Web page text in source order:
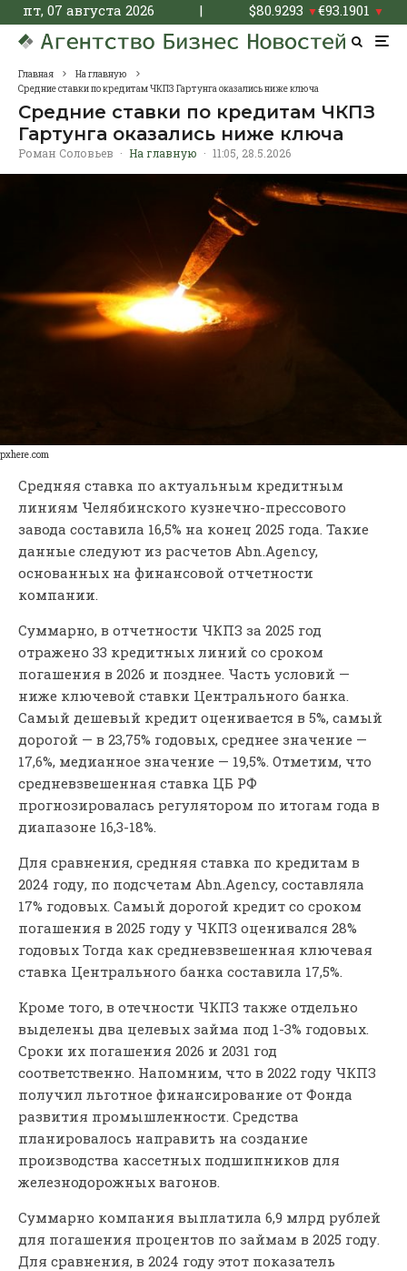
пт, 07 августа 2026 | $80.9293 ▼€93.1901 ▼
Главная
На главную
Средние ставки по кредитам ЧКПЗ Гартунга оказались ниже ключа
Средние ставки по кредитам ЧКПЗ
Гартунга оказались ниже ключа
Роман Соловьев · На главную · 11:05, 28.5.2026
pxhere.com
Средняя ставка по актуальным кредитным
линиям Челябинского кузнечно-прессового
завода составила 16,5% на конец 2025 года. Такие
данные следуют из расчетов Abn.Agency,
основанных на финансовой отчетности
компании.
Суммарно, в отчетности ЧКПЗ за 2025 год
отражено 33 кредитных линий со сроком
погашения в 2026 и позднее. Часть условий —
ниже ключевой ставки Центрального банка.
Самый дешевый кредит оценивается в 5%, самый
дорогой — в 23,75% годовых, среднее значение —
17,6%, медианное значение — 19,5%. Отметим, что
средневзвешенная ставка ЦБ РФ
прогнозировалась регулятором по итогам года в
диапазоне 16,3-18%.
Для сравнения, средняя ставка по кредитам в
2024 году, по подсчетам Abn.Agency, составляла
17% годовых. Самый дорогой кредит со сроком
погашения в 2025 году у ЧКПЗ оценивался 28%
годовых Тогда как средневзвешенная ключевая
ставка Центрального банка составила 17,5%.
Кроме того, в отечности ЧКПЗ также отдельно
выделены два целевых займа под 1-3% годовых.
Сроки их погашения 2026 и 2031 год
соответственно. Напомним, что в 2022 году ЧКПЗ
получил льготное финансирование от Фонда
развития промышленности. Средства
планировалось направить на создание
производства кассетных подшипников для
железнодорожных вагонов.
Суммарно компания выплатила 6,9 млрд рублей
для погашения процентов по займам в 2025 году.
Для сравнения, в 2024 году этот показатель